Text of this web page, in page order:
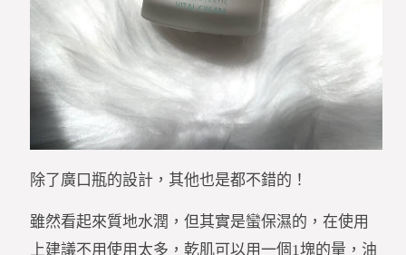
除了廣口瓶的設計，其他也是都不錯的！
雖然看起來質地水潤，但其實是蠻保濕的，在使用
上建議不用使用太多，乾肌可以用一個1塊的量，油